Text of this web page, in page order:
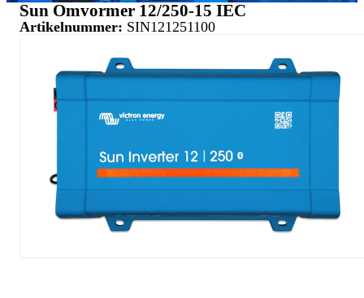
Sun Omvormer 12/250-15 IEC
Artikelnummer: SIN121251100